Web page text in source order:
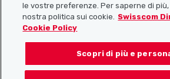
Seguiteci su:
le vostre preferenze. Per saperne di
nostra politica sui cookie.
Swisscom
Cookie Policy
Scopri di più e